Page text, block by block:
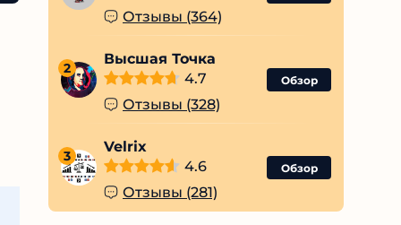
Отзывы (364)
2
Высшая Точка
4.7
Отзывы (328)
Обзор
3
Velrix
4.6
Отзывы (281)
Обзор